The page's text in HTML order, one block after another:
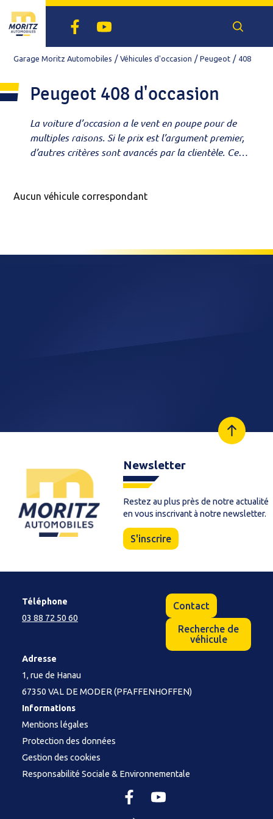
FacebookYoutube
véhicule
Garage Moritz Automobiles Véhicules d'occasion Peugeot 408
Peugeot 408 d'occasion
La voiture d’occasion a le vent en poupe pour de
multiples raisons. Si le prix est l’argument premier,
d’autres critères sont avancés par la clientèle. Ce
garage est agréé par Peugeot et Renault Dacia,
votre future voiture dans notre sélection de
Aucun véhicule correspondant
Newsletter
Restez au plus près de notre actualité
en vous inscrivant à notre newsletter.
S'inscrire
Téléphone
03 88 72 50 60
Contact
Recherche de
véhicule
Adresse
1, rue de Hanau
67350 VAL DE MODER (PFAFFENHOFFEN)
Informations
Mentions légales
Protection des données
Gestion des cookies
Responsabilité Sociale & Environnementale
FacebookYouTube